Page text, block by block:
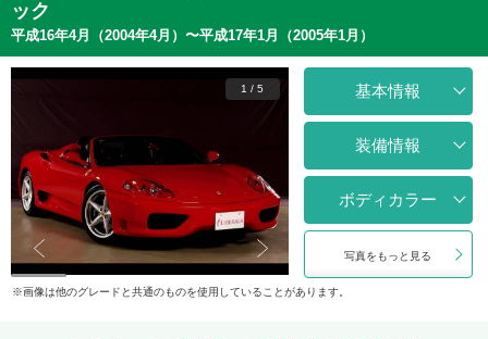
ック
平成16年4月（2004年4月）〜平成17年1月（2005年1月）
1 /5 基本情報
装備情報
ボディカラー
写真をもっと見る
画像は他のグレードと共通のものを使用していることがあります。